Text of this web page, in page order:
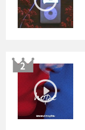
2